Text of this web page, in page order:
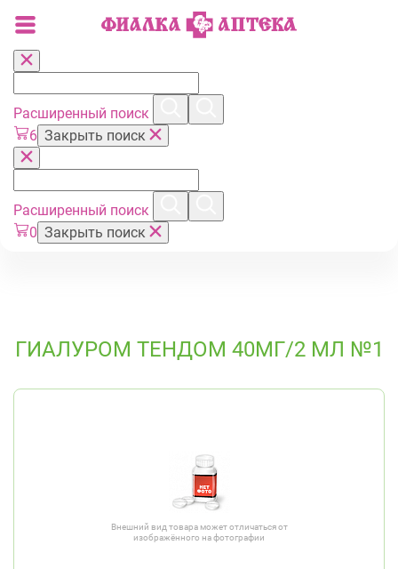
Расширенный поиск
6 Закрыть поиск
Расширенный поиск
0 Закрыть поиск
ГИАЛУРОМ ТЕНДОМ 40МГ/2 МЛ №1
Внешний вид товара может отличаться от
изображённого на фотографии